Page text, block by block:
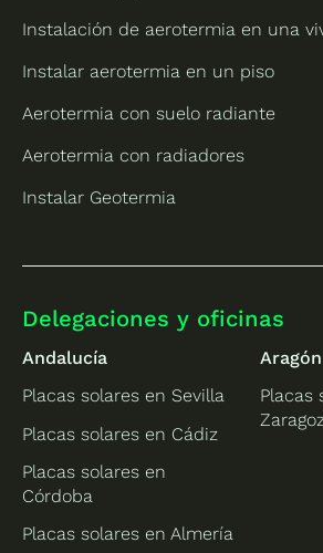
Instalación de aerotermia en una
Instalar aerotermia en un piso
Aerotermia con suelo radiante
Aerotermia con radiadores
Instalar Geotermia
Delegaciones y oficinas
Andalucía
Placas solares en Sevilla
Placas solares en Cádiz
Placas solares en
Córdoba
Placas solares en Almería
Aragón
Placas